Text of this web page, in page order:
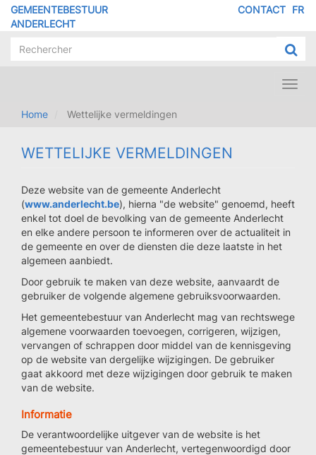
Overslaan
GEMEENTEBESTUUR
ANDERLECHT
FR
CONTACT
Home
Wettelijke vermeldingen
WETTELIJKE VERMELDINGEN
Deze website van de gemeente Anderlecht
(www.anderlecht.be), hierna "de website" genoemd, heeft
enkel tot doel de bevolking van de gemeente Anderlecht
en elke andere persoon te informeren over de actualiteit in
de gemeente en over de diensten die deze laatste in het
algemeen aanbiedt.
Door gebruik te maken van deze website, aanvaardt de
gebruiker de volgende algemene gebruiksvoorwaarden.
Het gemeentebestuur van Anderlecht mag van rechtswege
algemene voorwaarden toevoegen, corrigeren, wijzigen,
vervangen of schrappen door middel van de kennisgeving
op de website van dergelijke wijzigingen. De gebruiker
gaat akkoord met deze wijzigingen door gebruik te maken
van de website.
Informatie
De verantwoordelijke uitgever van de website is het
gemeentebestuur van Anderlecht, vertegenwoordigd door